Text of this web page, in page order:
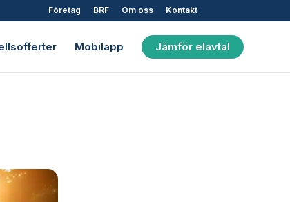
Företag BRF Om oss Kontakt
Mobilapp Jämför elavtal